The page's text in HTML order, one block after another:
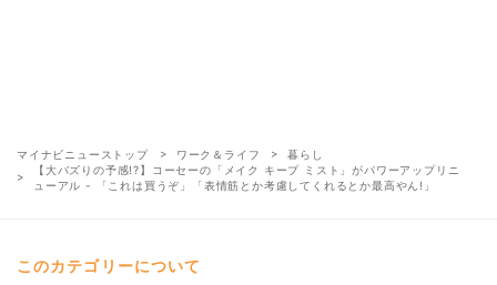
マイナビニューストップ ワーク＆ライフ
暮らし
【大バズりの予感!?】コーセーの「メイク キープ ミスト」がパワーアップリニ
ューアル - 「これは買うぞ」「表情筋とか考慮してくれるとか最高やん!」
このカテゴリーについて